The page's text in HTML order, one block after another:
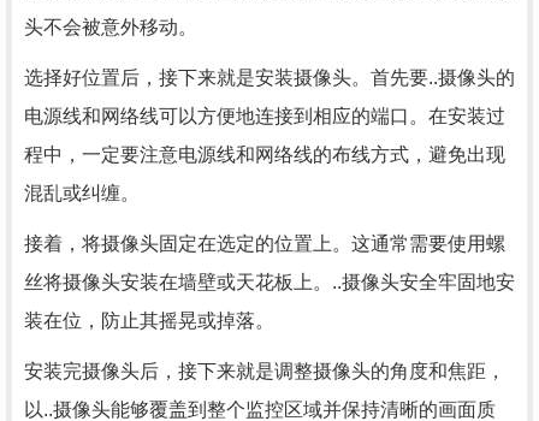
头不会被意外移动。
选择好位置后，接下来就是安装摄像头。首先要..摄像头的
电源线和网络线可以方便地连接到相应的端口。在安装过
程中，一定要注意电源线和网络线的布线方式，避免出现
混乱或纠缠。
接着，将摄像头固定在选定的位置上。这通常需要使用螺
丝将摄像头安装在墙壁或天花板上。..摄像头安全牢固地安
装在位，防止其摇晃或掉落。
安装完摄像头后，接下来就是调整摄像头的角度和焦距，
以..摄像头能够覆盖到整个监控区域并保持清晰的画面质